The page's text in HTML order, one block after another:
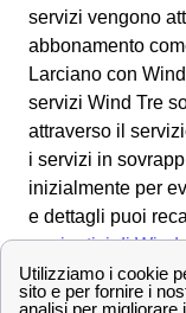
servizi vengono
abbonamento
Larciano con
servizi Wind Tre
attraverso il
i servizi in
inizialmente per
e dettagli puoi
aggiuntivi di Wind
servizi aggiuntivi